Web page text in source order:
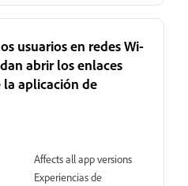
usuarios en redes Wi-
abrir los enlaces
aplicación de
Affects all app versions
Experiencias de